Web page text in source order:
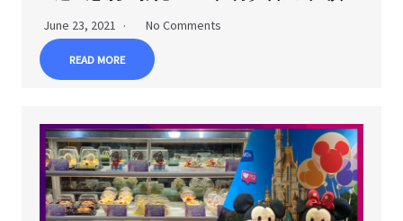
June 23, 2021 No Comments
READ MORE